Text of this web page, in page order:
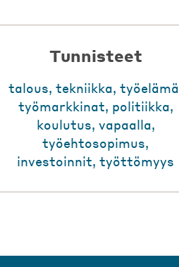
Tunnisteet
talous,tekniikka,työelämä
työmarkkinat, politiikka,
koulutus, vapaalla,
työehtosopimus,
investoinnit,työttömyys